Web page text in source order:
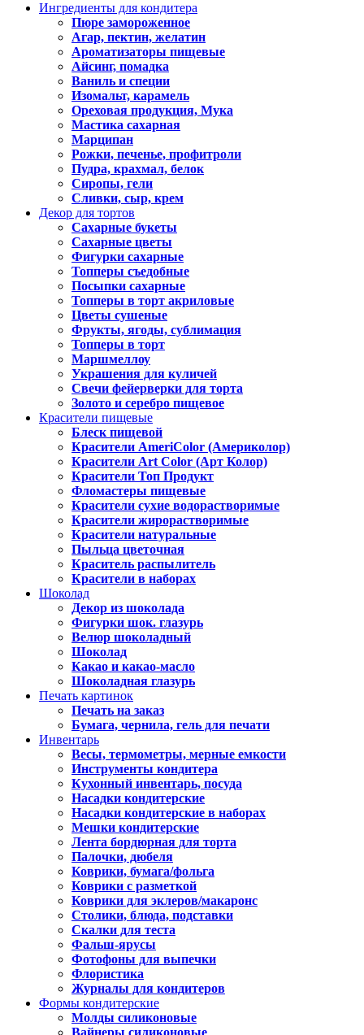
Ингредиенты для кондитера
Пюре замороженное
Агар, пектин, желатин
Ароматизаторы пищевые
Айсинг, помадка
Ваниль и специи
Изомальт, карамель
Ореховая продукция, Мука
Мастика сахарная
Марципан
Рожки, печенье, профитроли
Пудра, крахмал, белок
Сиропы, гели
Сливки, сыр, крем
Декор для тортов
Сахарные букеты
Сахарные цветы
Фигурки сахарные
Топперы съедобные
Посыпки сахарные
Топперы в торт акриловые
Цветы сушеные
Фрукты, ягоды, сублимация
Топперы в торт
Маршмеллоу
Украшения для куличей
Свечи фейерверки для торта
Золото и серебро пищевое
Красители пищевые
Блеск пищевой
Красители AmeriColor (Америколор)
Красители Art Color (Арт Колор)
Красители Топ Продукт
Фломастеры пищевые
Красители сухие водорастворимые
Красители жирорастворимые
Красители натуральные
Пыльца цветочная
Краситель распылитель
Красители в наборах
Шоколад
Декор из шоколада
Фигурки шок. глазурь
Велюр шоколадный
Шоколад
Какао и какао-масло
Шоколадная глазурь
Печать картинок
Печать на заказ
Бумага, чернила, гель для печати
Инвентарь
Весы, термометры, мерные емкости
Инструменты кондитера
Кухонный инвентарь, посуда
Насадки кондитерские
Насадки кондитерские в наборах
Мешки кондитерские
Лента бордюрная для торта
Палочки, дюбеля
Коврики, бумага/фольга
Коврики с разметкой
Коврики для эклеров/макаронс
Столики, блюда, подставки
Скалки для теста
Фальш-ярусы
Фотофоны для выпечки
Флористика
Журналы для кондитеров
Формы кондитерские
Молды силиконовые
Вайнеры силиконовые